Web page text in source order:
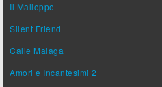
Il Malloppo
Silent Friend
Calle Malaga
Amori e Incantesimi 2